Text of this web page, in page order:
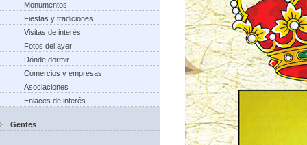
Monumentos
Fiestas y tradiciones
Visitas de interés
Fotos del ayer
Dónde dormir
Comercios y empresas
Asociaciones
Enlaces de interés
Gentes